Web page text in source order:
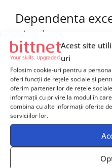
Acest site
uri
Folosim cookie-uri pentru a
oferi funcții de rețele sociale și
oferim partenerilor de rețele
informații cu privire la modul în
combina cu alte informații oferite
serviciilor lor.
Dependenta
pierderea
Exista un risc real ca
dependente de AI pentru
neglijanddezvoltarea
fundamentaleale
nu intelege principiile
backend-urile remote sau
dependentelor nu va
de AI, nu va putea depana
putea lua decizii